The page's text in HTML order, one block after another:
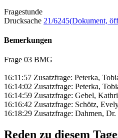
Fragestunde
Drucksache 21/6245(Dokument,
Bemerkungen
Frage 03 BMG
16:11:57 Zusatzfrage: Peterka,
16:14:02 Zusatzfrage: Peterka,
16:14:59 Zusatzfrage: Gebel,
16:16:42 Zusatzfrage: Schötz,
16:18:29 Zusatzfrage: Dahmen,
Reden zu diesem